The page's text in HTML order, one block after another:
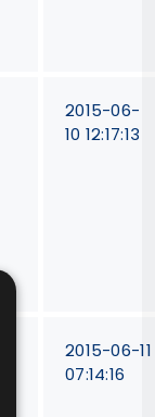
2015-06-
10 12:17:13
2015-06-11
07:14:16